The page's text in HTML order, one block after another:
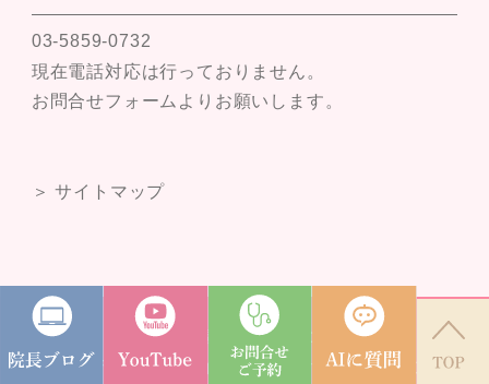
03-5859-0732
現在電話対応は行っておりません。
お問合せフォームよりお願いします。
＞ サイトマップ
© 2024 豊洲佐藤クリニック
東京都でイボ治療・イボ取りレーザー（取り放題）